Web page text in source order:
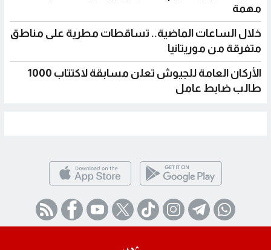
مهمة
خلال الساعات الماضية.. تساقطات مطرية على مناطق
متفرقة من موريتانيا
الأركان العامة للجيوش تعلن مسابقة لاكتتاب 1000
طالب ضابط عامل